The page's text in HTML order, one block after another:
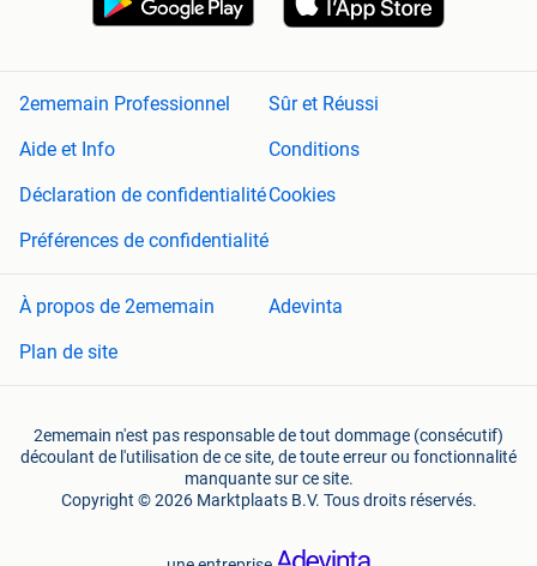
2ememain Professionnel
Sûr et Réussi
Aide et Info
Conditions
Déclaration de confidentialitéCookies
Préférences de confidentialité
À propos de 2ememain
Adevinta
Plan de site
2ememain n'est pas responsable de tout dommage (consécutif)
découlant de l'utilisation de ce site, de toute erreur ou fonctionnalité
manquante sur ce site.
Copyright © 2026 Marktplaats B.V. Tous droits réservés.